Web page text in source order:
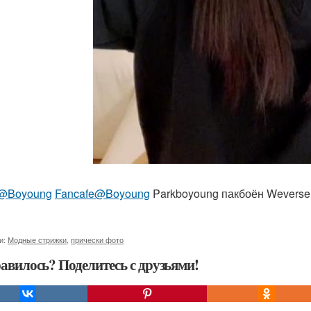
Fancafe@Boyoung Parkboyoung пакбоён
Модные стрижки прически фото
Поделитесь с друзьями!